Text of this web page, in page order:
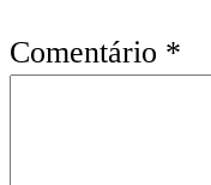
Comentário *